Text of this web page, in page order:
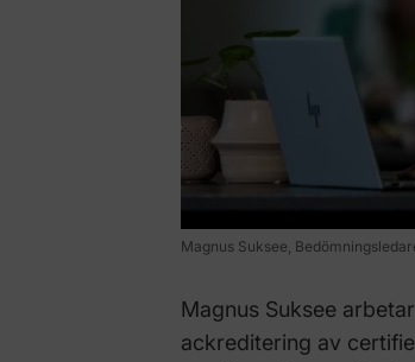
Magnus Suksee,
Magnus Suksee
ackreditering av